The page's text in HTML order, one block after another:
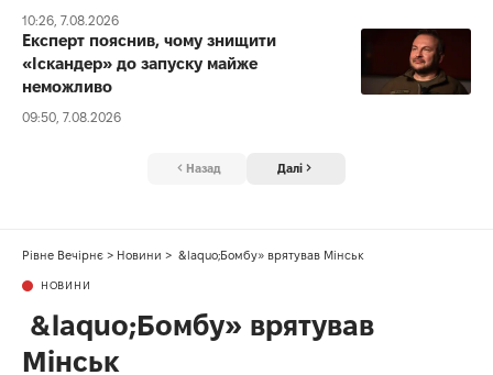
10:26, 7.08.2026
Експерт пояснив, чому знищити
«Іскандер» до запуску майже
неможливо
09:50, 7.08.2026
Назад Далі
Рівне Вечірнє > Новини > &laquo;Бомбу» врятував Мінськ
НОВИНИ
&laquo;Бомбу» врятував
Мінськ